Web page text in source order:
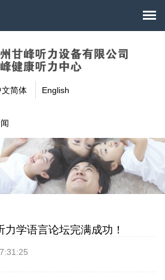
文简体 English
学语言论坛完满成功！